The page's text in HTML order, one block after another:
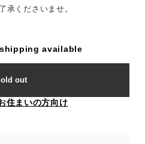
承くださいませ。
available
out
住まいの方向け